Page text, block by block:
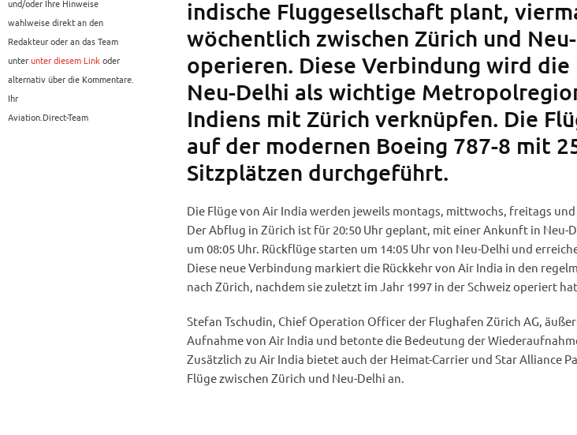
und/oder Ihre Hinweise
wahlweise direkt an den
Redakteur oder an das Team
unterunter diesem Linkoder
alternativ über die Kommentare.
Ihr
Aviation.Direct-Team
indische Fluggesellschaft plant,
wöchentlich zwischen Zürich und
operieren. Diese Verbindung wird
Neu-Delhi als wichtige
Indiens mit Zürich verknüpfen. Die
auf der modernen Boeing 787-8 mit
Sitzplätzen durchgeführt.
Die Flüge von Air India werden jeweils montags, mittwochs, freitags
Der Abflug in Zürich ist für 20:50 Uhr geplant, mit einer Ankunft in Neu-
um 08:05 Uhr. Rückflüge starten um 14:05 Uhr von Neu-Delhi und
Diese neue Verbindung markiert die Rückkehr von Air India in den
nach Zürich, nachdem sie zuletzt im Jahr 1997 in der Schweiz operiert
Stefan Tschudin, Chief Operation Officer der Flughafen Zürich AG,
Aufnahme von Air India und betonte die Bedeutung der
Zusätzlich zu Air India bietet auch der Heimat-Carrier und Star Alliance
Flüge zwischen Zürich und Neu-Delhi an.